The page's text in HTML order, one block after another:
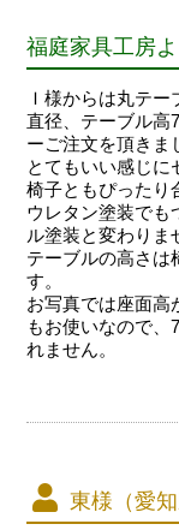
福庭家具工房よ
Ｉ様からは丸テ
直径、テーブル高
ーご注文を頂きま
とてもいい感じに
椅子ともぴったり
ウレタン塗装でも
ル塗装と変わりま
テーブルの高さは
す。
お写真では座面高
もお使いなので、
れません。
東様（愛知